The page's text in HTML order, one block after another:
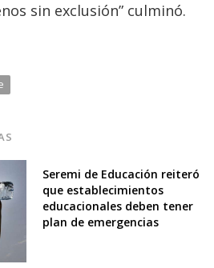
sin exclusión” culminó.
Seremi de Educación reiteró
que establecimientos
educacionales deben tener
plan de emergencias